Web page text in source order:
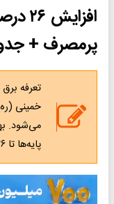
پرمصرف +
تعرفه
خمینی
می‌شود.
پایه‌ها تا ۲۶ برابر افزایش یافته است.